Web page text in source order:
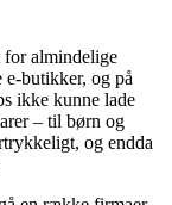
almindelige
e-butikker, og på
ikke kunne lade
– til børn og
og endda